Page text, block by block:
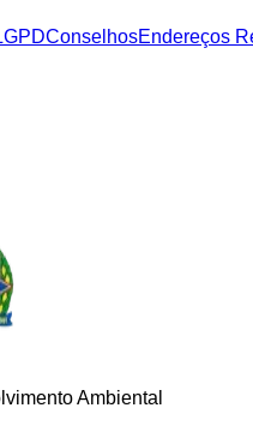
ConselhosEndereços
Ambiental